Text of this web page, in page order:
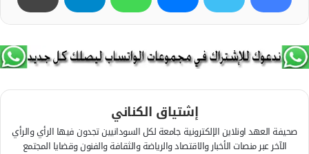
إشتياق الكناني
صحيفة العهد اونلاين الإلكترونية جامعة لكل السودانيين تجدون فيها الرأي والرأي
الآخر عبر منصات الأخبار والاقتصاد والرياضة والثقافة والفنون وقضايا المجتمع